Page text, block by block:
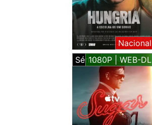
Nacional
Séries1080P | WEB-DL